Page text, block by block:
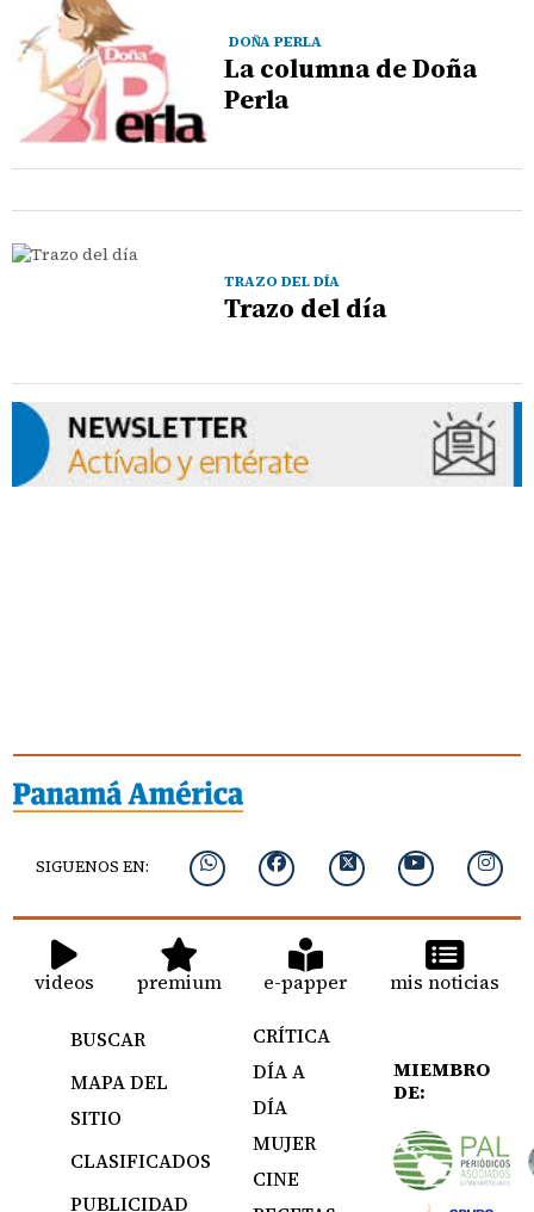
DOÑA PERLA
La columna de Doña
Perla
TRAZO DEL DÍA
Trazo del día
SIGUENOS EN:
videos premium e-papper mis noticias
BUSCAR
MAPA DEL
SITIO
CLASIFICADOS
PUBLICIDAD
CRÍTICA
DÍA A
DÍA
MUJER
CINE
MIEMBRO
DE: